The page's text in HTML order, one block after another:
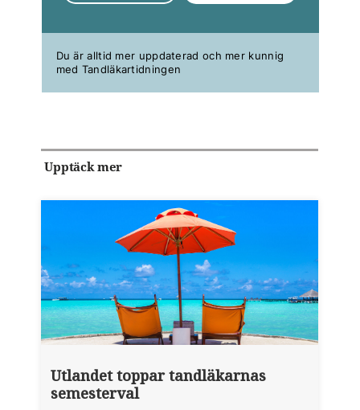
Du är alltid mer uppdaterad och mer kunnig
med Tandläkartidningen
Upptäck mer
Utlandet toppar tandläkarnas
semesterval